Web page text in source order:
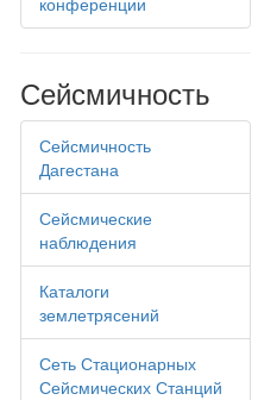
Сейсмичность
Сейсмичность
Дагестана
Сейсмические
наблюдения
Каталоги
землетрясений
Сеть Стационарных
Сейсмических Станций